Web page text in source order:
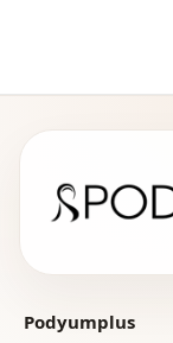
Podyumplus